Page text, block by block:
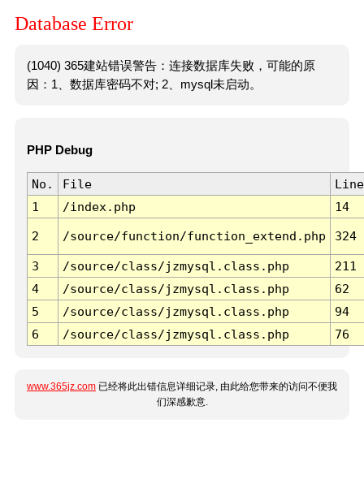
Database Error
(1040) 365建站错误警告：连接数据库失败，可能的原
因：1、数据库密码不对; 2、mysql未启动。
PHP Debug
No. File
Line
1
/index.php 14
2 /source/function/function_extend.php 324
3 /source/class/jzmysql.class.php
211
4
/source/class/jzmysql.class.php
62
5
/source/class/jzmysql.class.php
94
6
/source/class/jzmysql.class.php 76
www.365jz.com 已经将此出错信息详细记录, 由此给您带来的访问不便我
们深感歉意.